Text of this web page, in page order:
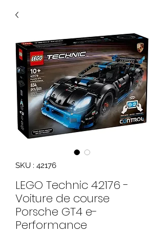
SKU : 42176
LEGO Technic 42176 -
Voiture de course
Porsche GT4 e-
Performance